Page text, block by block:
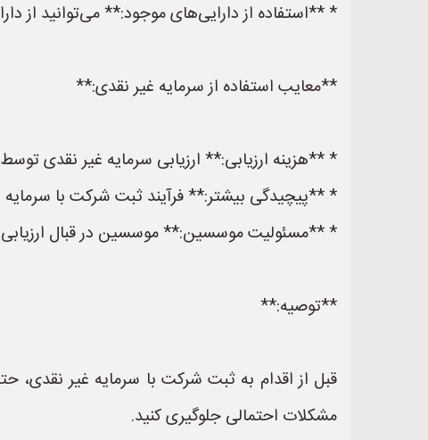
* **استفاده از دارایی‌های موجود:** می‌توانید از
**معایب استفاده از سرمایه غیر نقدی:**
* **هزینه ارزیابی:** ارزیابی سرمایه غیر نقدی
* **پیچیدگی بیشتر:** فرآیند ثبت شرکت با
* **مسئولیت موسسین:** موسسین در قبال ارزیابی
**توصیه:**
قبل از اقدام به ثبت شرکت با سرمایه غیر نقدی،
مشکلات احتمالی جلوگیری کنید.